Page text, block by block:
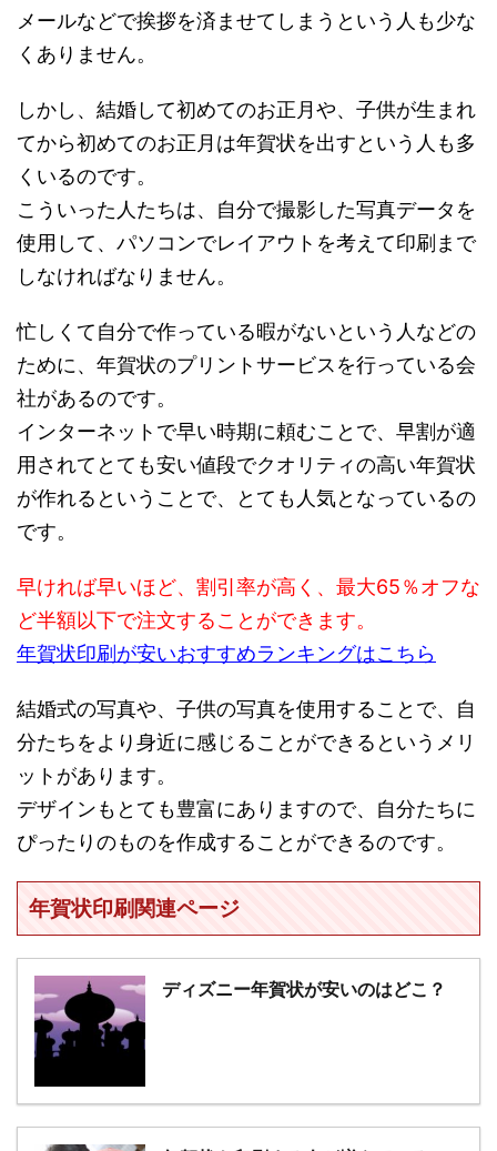
メールなどで挨拶を済ませてしまうという人も少な
くありません。
しかし、結婚して初めてのお正月や、子供が生まれ
てから初めてのお正月は年賀状を出すという人も多
くいるのです。
こういった人たちは、自分で撮影した写真データを
使用して、パソコンでレイアウトを考えて印刷まで
しなければなりません。
忙しくて自分で作っている暇がないという人などの
ために、年賀状のプリントサービスを行っている会
社があるのです。
インターネットで早い時期に頼むことで、早割が適
用されてとても安い値段でクオリティの高い年賀状
が作れるということで、とても人気となっているの
です。
早ければ早いほど、割引率が高く、最大65％オフな
ど半額以下で注文することができます。
年賀状印刷が安いおすすめランキングはこちら
結婚式の写真や、子供の写真を使用することで、自
分たちをより身近に感じることができるというメリ
ットがあります。
デザインもとても豊富にありますので、自分たちに
ぴったりのものを作成することができるのです。
年賀状印刷関連ページ
ディズニー年賀状が安いのはどこ？